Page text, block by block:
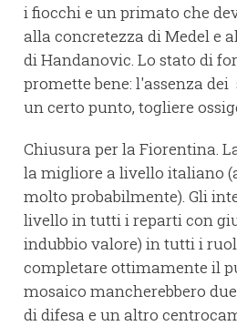
i fiocchi e un primato che
alla concretezza di Medel e
di Handanovic. Lo stato di
promette bene: l'assenza dei
un certo punto, togliere
Chiusura per la Fiorentina.
la migliore a livello italiano
molto probabilmente). Gli
livello in tutti i reparti con
indubbio valore) in tutti i
completare ottimamente il
mosaico mancherebbero
di difesa e un altro